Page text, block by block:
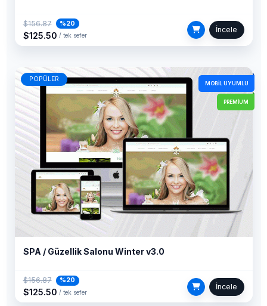
$156.87 %20
$125.50 / tek sefer
İncele
POPÜLER
MOBIL UYUMLU
PREMIUM
SPA / Güzellik Salonu Winter v3.0
$156.87 %20
$125.50 / tek sefer
İncele